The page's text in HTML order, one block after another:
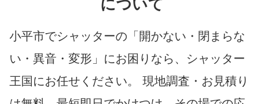
について
小平市でシャッターの「開かない・閉まらな
い・異音・変形」にお困りなら、シャッター
王国にお任せください。 現地調査・お見積り